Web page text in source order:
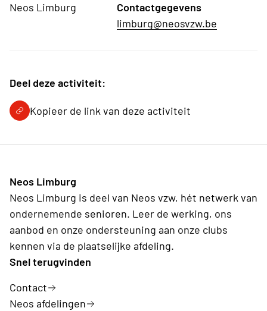
Neos Limburg
Contactgegevens
limburg@neosvzw.be
Deel deze activiteit:
Kopieer de link van deze activiteit
Neos Limburg
Neos Limburg is deel van Neos vzw, hét netwerk van
ondernemende senioren. Leer de werking, ons
aanbod en onze ondersteuning aan onze clubs
kennen via de plaatselijke afdeling.
Snel terugvinden
Contact
Neos afdelingen